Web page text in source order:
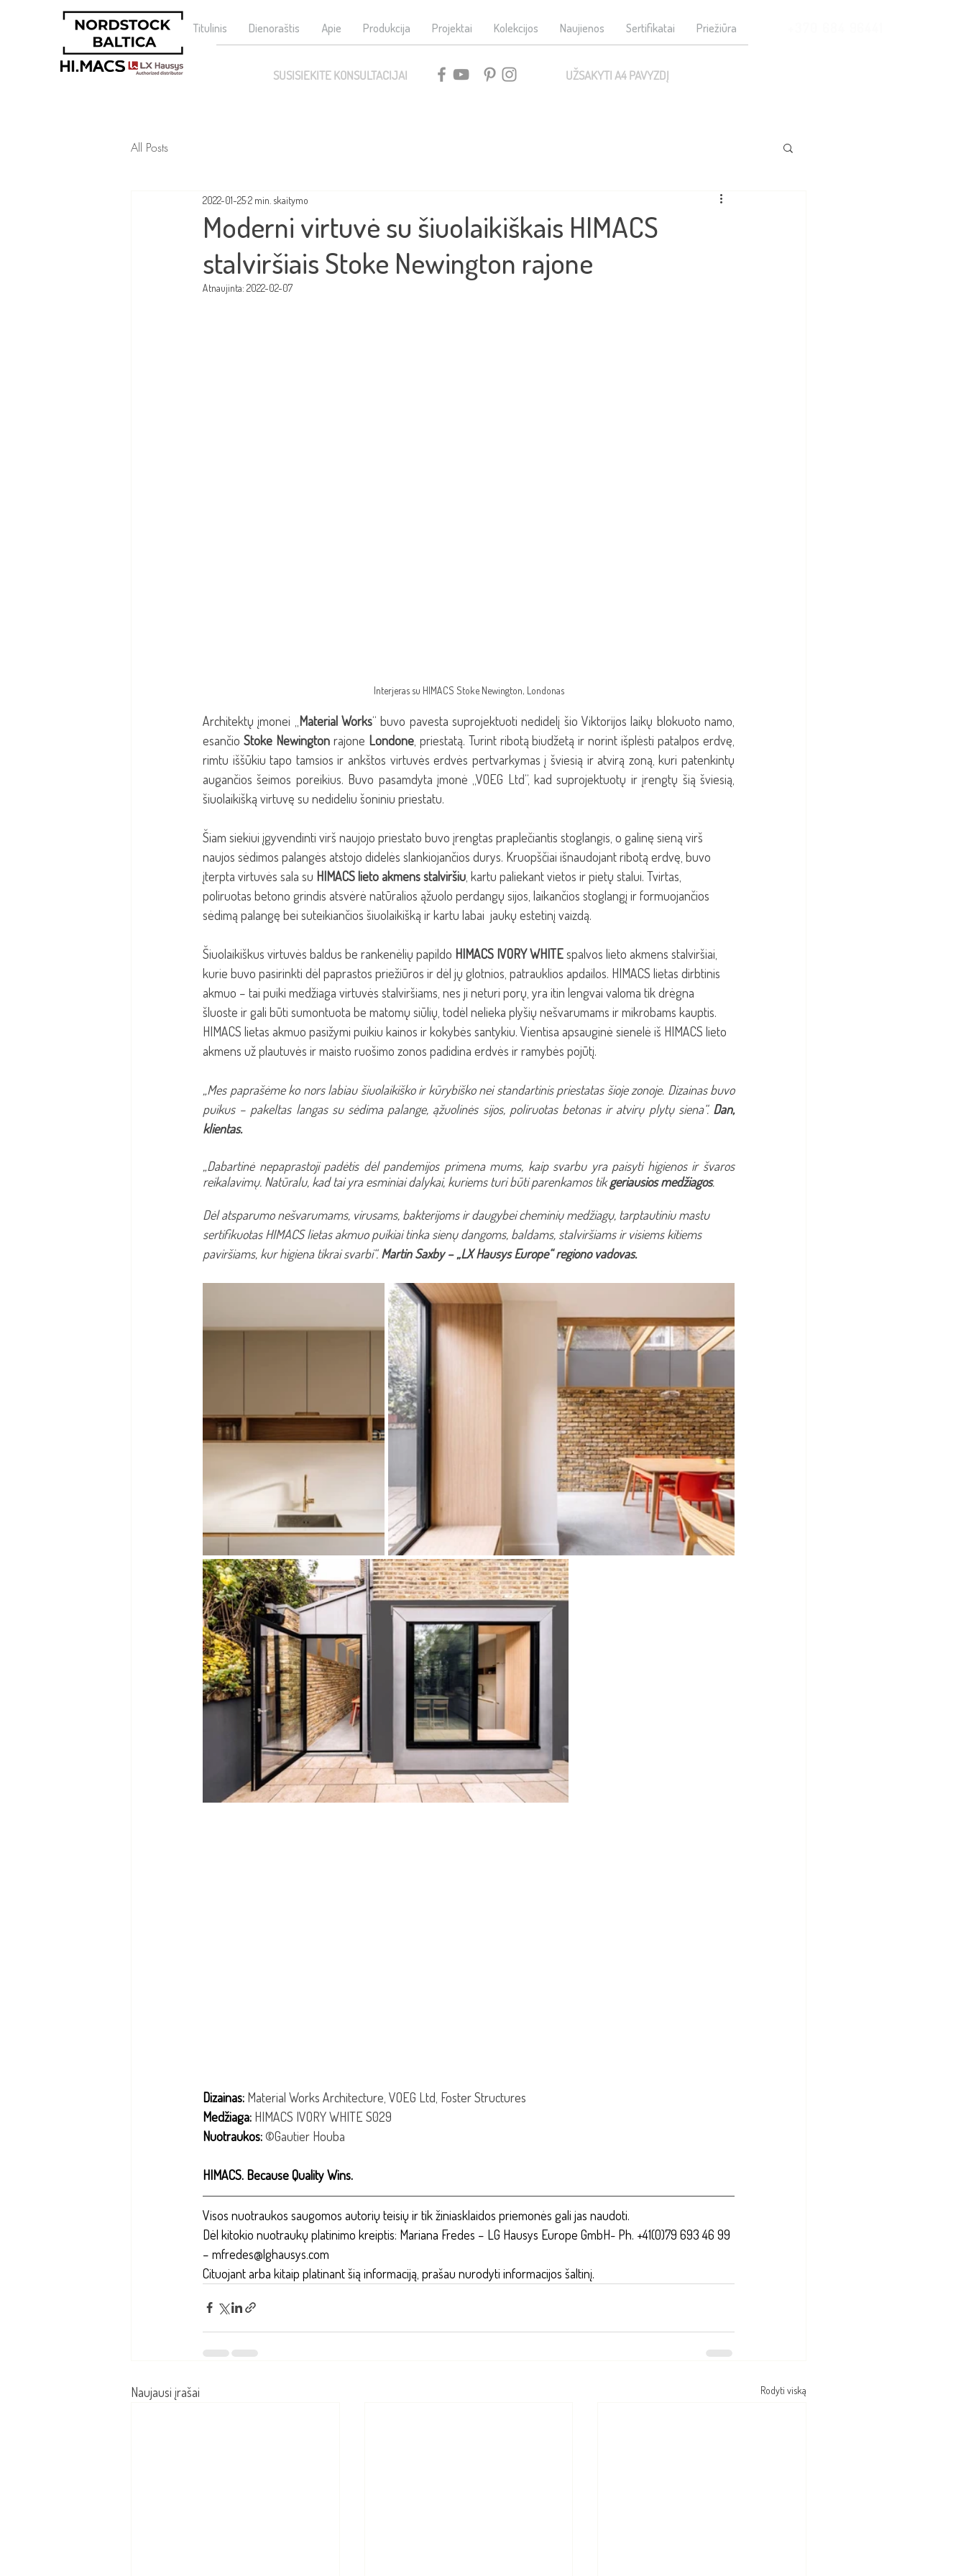
Titulinis Dienoraštis Apie Produkcija Projektai Kolekcijos Naujienos Sertifikatai Priežiūra
SUSISIEKITE KONSULTACIJAI UŽSAKYTI A4 PAVYZDĮ
All Posts
Moderni virtuvė su šiuolaikiškais HIMACS
stalviršiais Stoke Newington rajone
2022-01-252 min. skaitymo
Atnaujinta: 2022-02-07
Interjeras su HIMACS Stoke Newington, Londonas
Architektų įmonei „ Material Works“ buvo pavesta suprojektuoti nedidelį šio Viktorijos laikų blokuoto namo,
esančio Stoke Newington rajone Londone, priestatą. Turint ribotą biudžetą ir norint išplėsti patalpos erdvę,
rimtu iššūkiu tapo tamsios ir ankštos virtuvės erdvės pertvarkymas į šviesią ir atvirą zoną, kuri patenkintų
augančios šeimos poreikius. Buvo pasamdyta įmonė „VOEG Ltd“, kad suprojektuotų ir įrengtų šią šviesią,
šiuolaikišką virtuvę su nedideliu šoniniu priestatu.
Šiam siekiui įgyvendinti virš naujojo priestato buvo įrengtas praplečiantis stoglangis, o galinę sieną virš
naujos sėdimos palangės atstojo didelės slankiojančios durys. Kruopščiai išnaudojant ribotą erdvę, buvo
įterpta virtuvės sala su HIMACS lieto akmens stalviršiu , kartu paliekant vietos ir pietų stalui. Tvirtas,
poliruotas betono grindis atsvėrė natūralios ąžuolo perdangų sijos, laikančios stoglangį ir formuojančios
sėdimą palangę bei suteikiančios šiuolaikišką ir kartu labai  jaukų estetinį vaizdą.
Šiuolaikiškus virtuvės baldus be rankenėlių papildo HIMACS IVORY WHITE spalvos lieto akmens stalviršiai,
kurie buvo pasirinkti dėl paprastos priežiūros ir dėl jų glotnios, patrauklios apdailos. HIMACS lietas dirbtinis
akmuo – tai puiki medžiaga virtuvės stalviršiams, nes ji neturi porų, yra itin lengvai valoma tik drėgna
šluoste ir gali būti sumontuota be matomų siūlių, todėl nelieka plyšių nešvarumams ir mikrobams kauptis.
HIMACS lietas akmuo pasižymi puikiu kainos ir kokybės santykiu. Vientisa apsauginė sienelė iš HIMACS lieto
akmens už plautuvės ir maisto ruošimo zonos padidina erdvės ir ramybės pojūtį.
„Mes paprašėme ko nors labiau šiuolaikiško ir kūrybiško nei standartinis priestatas šioje zonoje. Dizainas buvo
puikus – pakeltas langas su sėdima palange, ąžuolinės sijos, poliruotas betonas ir atvirų plytų siena“. Dan,
klientas.
„Dabartinė nepaprastoji padėtis dėl pandemijos primena mums, kaip svarbu yra paisyti higienos ir švaros
reikalavimų. Natūralu, kad tai yra esminiai dalykai, kuriems turi būti parenkamos tik geriausios medžiagos.
Dėl atsparumo nešvarumams, virusams, bakterijoms ir daugybei cheminių medžiagų, tarptautiniu mastu
sertifikuotas HIMACS lietas akmuo puikiai tinka sienų dangoms, baldams, stalviršiams ir visiems kitiems
paviršiams, kur higiena tikrai svarbi“. Martin Saxby – „LX Hausys Europe“ regiono vadovas.
Dizainas: Material Works Architecture, VOEG Ltd, Foster Structures
Medžiaga: HIMACS IVORY WHITE S029
Nuotraukos: ©Gautier Houba
HIMACS. Because Quality Wins.
Visos nuotraukos saugomos autorių teisių ir tik žiniasklaidos priemonės gali jas naudoti.
Dėl kitokio nuotraukų platinimo kreiptis: Mariana Fredes – LG Hausys Europe GmbH- Ph. +41(0)79 693 46 99
– mfredes@lghausys.com
Cituojant arba kitaip platinant šią informaciją, prašau nurodyti informacijos šaltinį.
Naujausi įrašai Rodyti viską